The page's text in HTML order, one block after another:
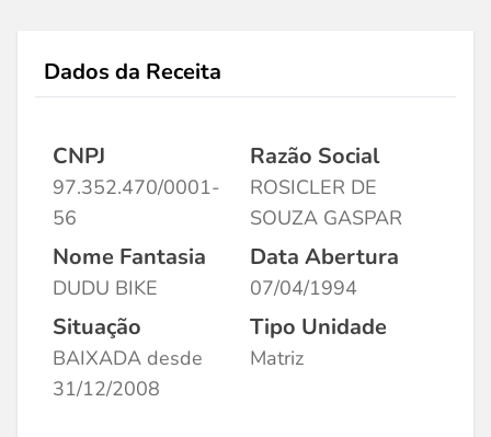
Dados da Receita
CNPJ
97.352.470/0001-
56
Razão Social
ROSICLER DE
SOUZA GASPAR
Nome Fantasia
DUDU BIKE
Data Abertura
07/04/1994
Situação
BAIXADA desde
31/12/2008
Tipo Unidade
Matriz